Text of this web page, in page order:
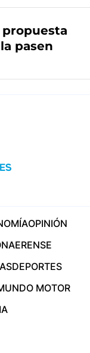
propuesta
pasen
OPINIÓN
DEPORTES
MOTOR